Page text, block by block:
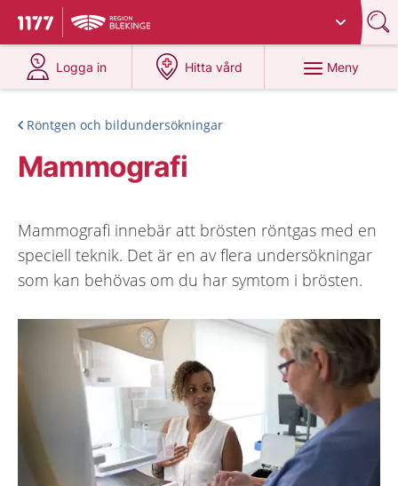
Till startsidan för 1177
Du har valt region
Logga in
på 1177.se
Hitta vård
på 1177.se
Meny
Röntgen och bildundersökningar
Mammografi
Mammografi innebär att brösten röntgas med en
speciell teknik. Det är en av flera undersökningar
som kan behövas om du har symtom i brösten.